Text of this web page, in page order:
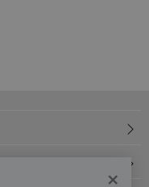
×